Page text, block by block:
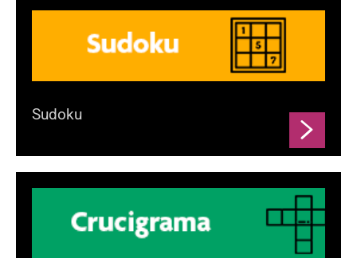
Sudoku